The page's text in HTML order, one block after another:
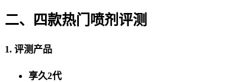
二、四款热门喷剂评测
1. 评测产品
享久2代